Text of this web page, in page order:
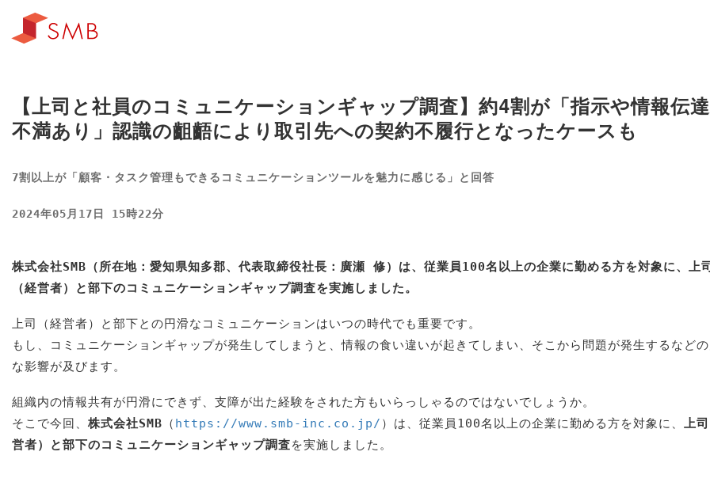
【上司と社員のコミュニケーションギャップ調査】約4割が「指示や情報伝
不満あり」認識の齟齬により取引先への契約不履行となったケースも
7割以上が「顧客・タスク管理もできるコミュニケーションツールを魅力に感じる」と回答
2024年05月17日 15時22分
株式会社SMB（所在地：愛知県知多郡、代表取締役社長：廣瀬 修）は、従業員100名以上の企業に勤める方を対象に、上
（経営者）と部下のコミュニケーションギャップ調査を実施しました。
上司（経営者）と部下との円滑なコミュニケーションはいつの時代でも重要です。
もし、コミュニケーションギャップが発生してしまうと、情報の食い違いが起きてしまい、そこから問題が発生するなど
な影響が及びます。
組織内の情報共有が円滑にできず、支障が出た経験をされた方もいらっしゃるのではないでしょうか。
そこで今回、 株式会社SMB （ https://www.smb-inc.co.jp/ ）は、従業員100名以上の企業に勤める方を対象に、 上
営者）と部下のコミュニケーションギャップ調査を実施しました。